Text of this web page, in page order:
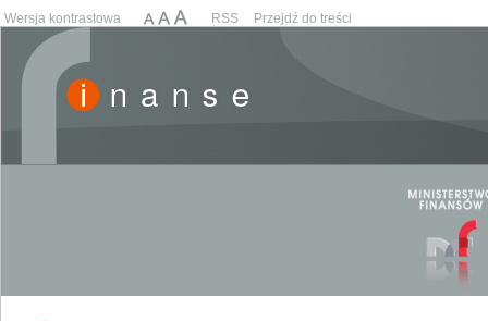
Wersja kontrastowa RSS Przejdź do treści